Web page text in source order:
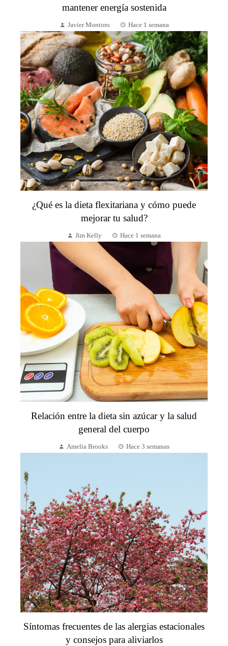
mantener energía sostenida
Javier Montoro Hace 1 semana
¿Qué es la dieta flexitariana y cómo puede
mejorar tu salud?
Jim Kelly Hace 1 semana
Relación entre la dieta sin azúcar y la salud
general del cuerpo
Amelia Brooks Hace 3 semanas
Síntomas frecuentes de las alergias estacionales
y consejos para aliviarlos